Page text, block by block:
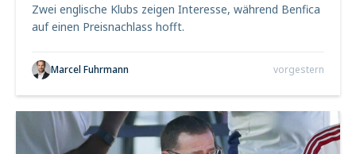
Zwei englische Klubs zeigen Interesse, während Benfica
auf einen Preisnachlass hofft.
Marcel Fuhrmann vorgestern